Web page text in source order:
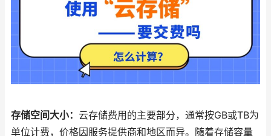
存储空间大小： 云存储费用的主要部分，通常按GB或TB为
单位计费，价格因服务提供商和地区而异。随着存储容量